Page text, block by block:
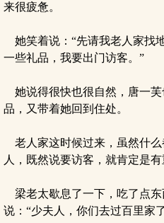
来很疲惫。
她笑着说：“先请我老人家找
一些礼品，我要出门访客。”
她说得很快也很自然，唐一
品，又带着她回到住处。
老人家这时候过来，虽然什
人，既然说要访客，就肯定是有
梁老太歇息了一下，吃了点
说：“少夫人，你们去过百里家